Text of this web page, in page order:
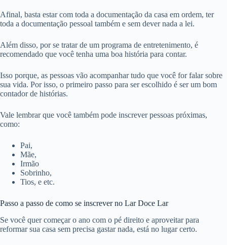
Afinal, basta estar com toda a documentação da casa em ordem, ter
toda a documentação pessoal também e sem dever nada a lei.
Além disso, por se tratar de um programa de entretenimento, é
recomendado que você tenha uma boa história para contar.
Isso porque, as pessoas vão acompanhar tudo que você for falar sobre
sua vida. Por isso, o primeiro passo para ser escolhido é ser um bom
contador de histórias.
Vale lembrar que você também pode inscrever pessoas próximas,
como:
Pai,
Mãe,
Irmão
Sobrinho,
Tios, e etc.
Passo a passo de como se inscrever no Lar Doce Lar
Se você quer começar o ano com o pé direito e aproveitar para
reformar sua casa sem precisa gastar nada, está no lugar certo.